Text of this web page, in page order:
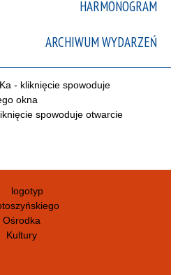
HARMONOGRAM
ARCHIWUM WYDARZEŃ